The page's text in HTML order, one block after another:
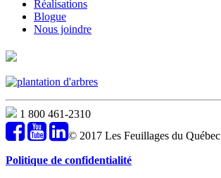
Réalisations
Blogue
Nous joindre
1 800 461-2310
© 2017 Les Feuillages du Québec
Politique de confidentialité